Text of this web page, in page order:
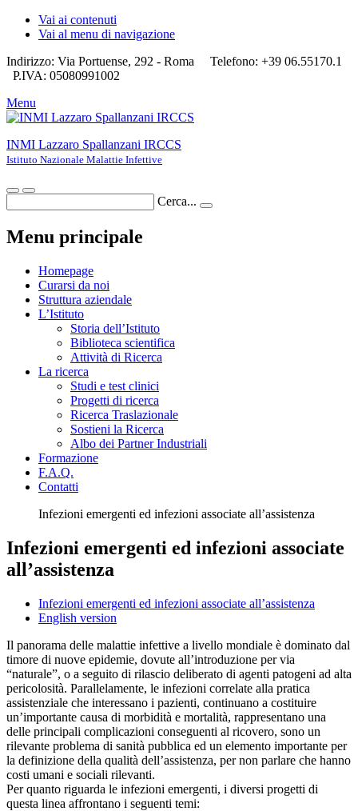
Vai ai contenuti
Vai al menu di navigazione
Indirizzo: Via Portuense, 292 - Roma Telefono: +39 06.55170.1
P.IVA: 05080991002
Menu
INMI Lazzaro Spallanzani IRCCS
Istituto Nazionale Malattie Infettive
Cerca...
Menu principale
Homepage
Curarsi da noi
Struttura aziendale
L’Istituto
Storia dell’Istituto
Biblioteca scientifica
Attività di Ricerca
La ricerca
Studi e test clinici
Progetti di ricerca
Ricerca Traslazionale
Sostieni la Ricerca
Albo dei Partner Industriali
Formazione
F.A.Q.
Contatti
Infezioni emergenti ed infezioni associate all’assistenza
Infezioni emergenti ed infezioni associate
all’assistenza
Infezioni emergenti ed infezioni associate all’assistenza
English version
Il panorama delle malattie infettive a livello mondiale è dominato dal
timore di nuove epidemie, dovute all’introduzione per via
“naturale”, o a seguito di rilascio deliberato di agenti patogeni ad alta
pericolosità. Parallelamente, le infezioni correlate alla pratica
assistenziale che interessano i pazienti, continuano a costituire
un’importante causa di morbidità e mortalità, rappresentano una
delle principali complicazioni conseguenti al ricovero, sono un
rilevante problema di sanità pubblica ed un elemento importante per
la definizione della qualità dell’assistenza, per non parlare che hanno
costi umani e sociali rilevanti.
Per quanto riguarda le infezioni emergenti, i diversi progetti di
questa linea affrontano i seguenti temi: